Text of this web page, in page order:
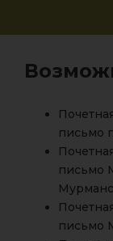
письмо
письмо
письмо